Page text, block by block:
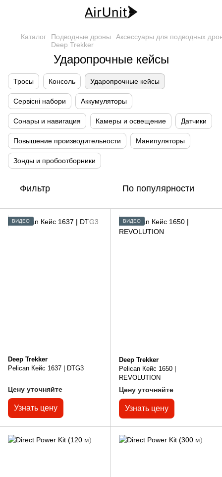
Каталог
Подводные дроны
Deep Trekker
Аксессуары для подводных
Ударопрочные кейсы
Тросы Консоль Ударопрочные кейсы
Сервісні набори Аккумуляторы
Сонары и навигация Камеры и освещение Датчики
Повышение производительности Манипуляторы
Зонды и пробоотборники
Фильтр По популярности
ВИДЕО
Deep Trekker
Pelican Кейс 1637 | DTG3
Цену уточняйте
Узнать цену
ВИДЕО
Deep Trekker
Pelican Кейс 1650 |
REVOLUTION
Цену уточняйте
Узнать цену